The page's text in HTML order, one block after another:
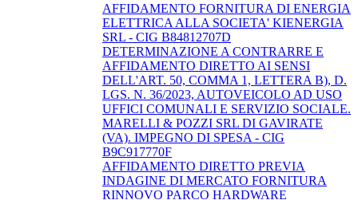
AFFIDAMENTO FORNITURA DI ENERGIA
ELETTRICA ALLA SOCIETA' KIENERGIA
SRL - CIG B84812707D
DETERMINAZIONE A CONTRARRE E
AFFIDAMENTO DIRETTO AI SENSI
DELL'ART. 50, COMMA 1, LETTERA B), D.
LGS. N. 36/2023, AUTOVEICOLO AD USO
UFFICI COMUNALI E SERVIZIO SOCIALE.
MARELLI & POZZI SRL DI GAVIRATE
(VA). IMPEGNO DI SPESA - CIG
B9C917770F
AFFIDAMENTO DIRETTO PREVIA
INDAGINE DI MERCATO FORNITURA
RINNOVO PARCO HARDWARE